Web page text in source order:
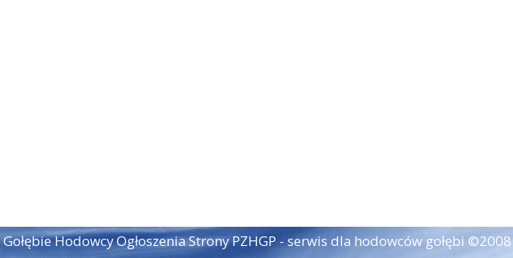
Gołębie Hodowcy Ogłoszenia Strony PZHGP - serwis dla hodowców gołębi ©2008